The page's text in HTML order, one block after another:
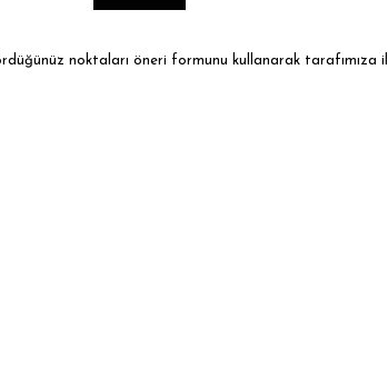
noktaları öneri formunu kullanarak tarafımıza